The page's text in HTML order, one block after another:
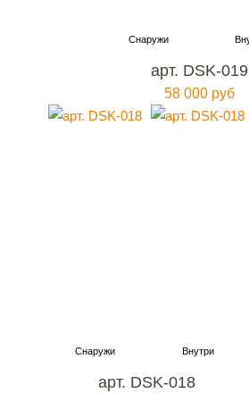
арт. DSK-019
58 000 руб
арт. DSK-018